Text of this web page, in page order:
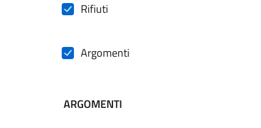
Rifiuti
Argomenti
ARGOMENTI